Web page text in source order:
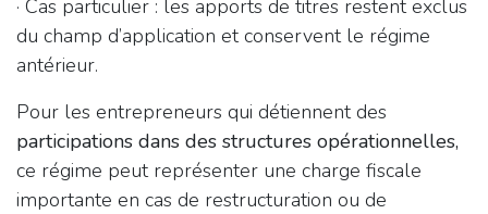
· Cas particulier : les apports de titres restent exclus
du champ d’application et conservent le régime
antérieur.
Pour les entrepreneurs qui détiennent des
participations dans des structures opérationnelles,
ce régime peut représenter une charge fiscale
importante en cas de restructuration ou de